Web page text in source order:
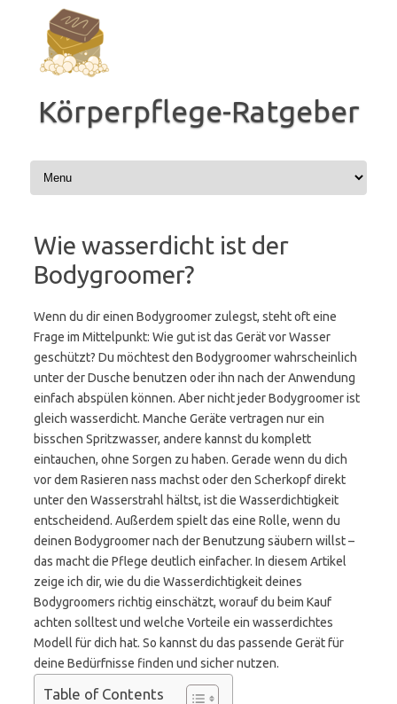
Inhalt
springen
Körperpflege-Ratgeber
Wie wasserdicht ist der
Bodygroomer?
Wenn du dir einen Bodygroomer zulegst, steht oft eine
Frage im Mittelpunkt: Wie gut ist das Gerät vor Wasser
geschützt? Du möchtest den Bodygroomer wahrscheinlich
unter der Dusche benutzen oder ihn nach der Anwendung
einfach abspülen können. Aber nicht jeder Bodygroomer ist
gleich wasserdicht. Manche Geräte vertragen nur ein
bisschen Spritzwasser, andere kannst du komplett
eintauchen, ohne Sorgen zu haben. Gerade wenn du dich
vor dem Rasieren nass machst oder den Scherkopf direkt
unter den Wasserstrahl hältst, ist die Wasserdichtigkeit
entscheidend. Außerdem spielt das eine Rolle, wenn du
deinen Bodygroomer nach der Benutzung säubern willst –
das macht die Pflege deutlich einfacher. In diesem Artikel
zeige ich dir, wie du die Wasserdichtigkeit deines
Bodygroomers richtig einschätzt, worauf du beim Kauf
achten solltest und welche Vorteile ein wasserdichtes
Modell für dich hat. So kannst du das passende Gerät für
deine Bedürfnisse finden und sicher nutzen.
Table of Contents